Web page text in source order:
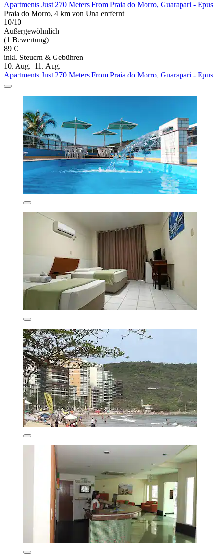
Apartments Just 270 Meters From Praia do Morro, Guarapari - Epus
Praia do Morro, 4 km von Una entfernt
10/10
Außergewöhnlich
(1 Bewertung)
89 €
inkl. Steuern & Gebühren
10. Aug.–11. Aug.
Apartments Just 270 Meters From Praia do Morro, Guarapari - Epus